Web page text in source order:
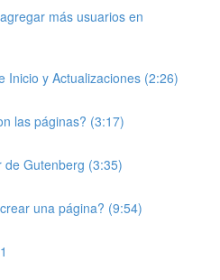
más usuarios en
Inicio y Actualizaciones (2:26)
las páginas? (3:17)
de Gutenberg (3:35)
una página? (9:54)